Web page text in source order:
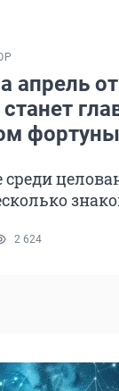
апрель
фортуны
среди
2 624